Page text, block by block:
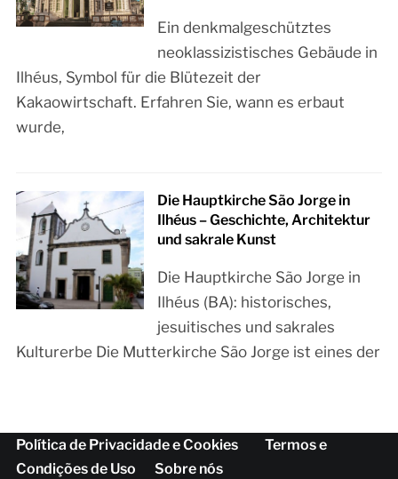
Ein denkmalgeschütztes
neoklassizistisches Gebäude in
Ilhéus, Symbol für die Blütezeit der
Kakaowirtschaft. Erfahren Sie, wann es erbaut
wurde,
Die Hauptkirche São Jorge in
Ilhéus – Geschichte, Architektur
und sakrale Kunst
Die Hauptkirche São Jorge in
Ilhéus (BA): historisches,
jesuitisches und sakrales
Kulturerbe Die Mutterkirche São Jorge ist eines der
Política de Privacidade e Cookies
Termos e
Condições de Uso
Sobre nós